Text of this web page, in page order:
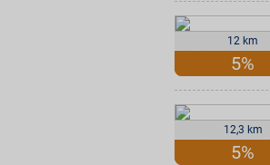
12 km
5%
12,3 km
5%